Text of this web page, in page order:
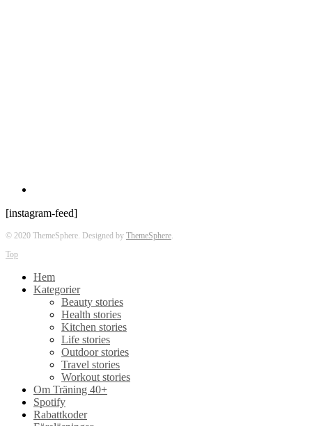
[instagram-feed]
© 2020 ThemeSphere. Designed by ThemeSphere.
Top
Hem
Kategorier
Beauty stories
Health stories
Kitchen stories
Life stories
Outdoor stories
Travel stories
Workout stories
Om Träning 40+
Spotify
Rabattkoder